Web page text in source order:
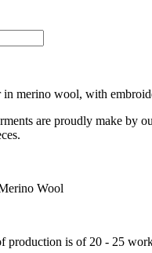
in merino wool, with
are proudly make by
Wool
production is of 20 - 25